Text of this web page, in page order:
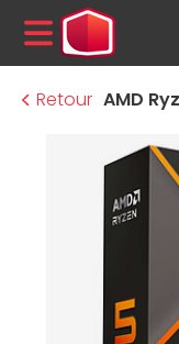
MENU
Retour AMD